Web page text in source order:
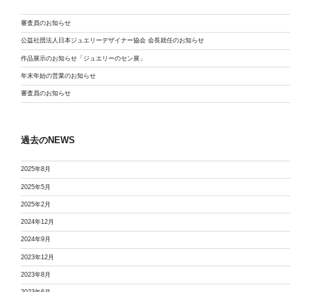
審査員のお知らせ
公益社団法人日本ジュエリーデザイナー協会 会長就任のお知らせ
作品展示のお知らせ「ジュエリーのセン展」
年末年始の営業のお知らせ
審査員のお知らせ
過去のNEWS
2025年8月
2025年5月
2025年2月
2024年12月
2024年9月
2023年12月
2023年8月